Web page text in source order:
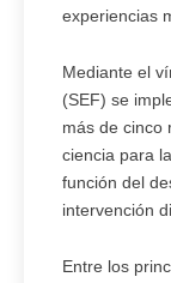
experiencias
Mediante el
(SEF) se
más de cinco
ciencia para
función del
intervención
Entre los